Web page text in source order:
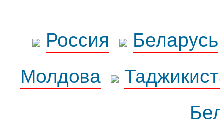
Россия
Беларусь
Молдова